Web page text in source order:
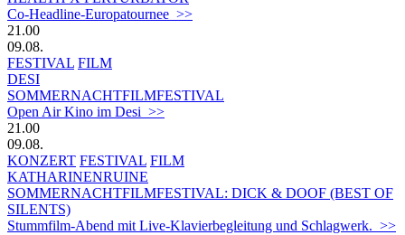
Co-Headline-Europatournee >>
21.00
09.08.
FESTIVAL FILM
DESI
SOMMERNACHTFILMFESTIVAL
Open Air Kino im Desi >>
21.00
09.08.
KONZERT FESTIVAL FILM
KATHARINENRUINE
SOMMERNACHTFILMFESTIVAL: DICK & DOOF (BEST OF
SILENTS)
Stummfilm-Abend mit Live-Klavierbegleitung und Schlagwerk. >>